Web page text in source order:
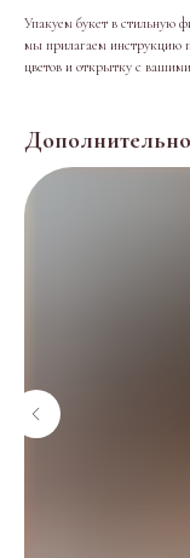
Упакуем букет в стильную
мы прилагаем инструкцию
цветов и открытку с